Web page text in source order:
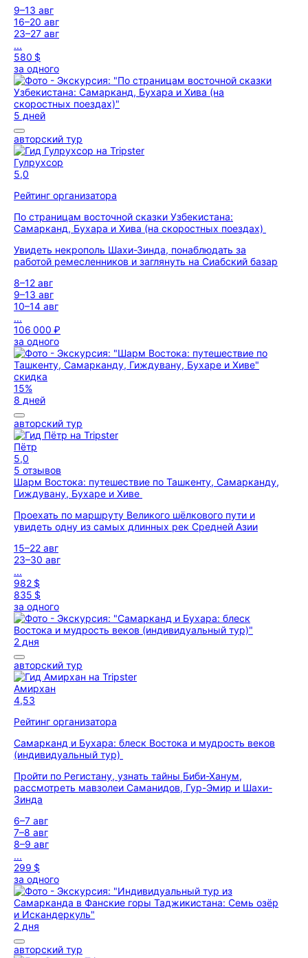
9–13 авг
16–20 авг
23–27 авг
...
580 $
за одного
5 дней
авторский тур
Гулрухсор
5,0
Рейтинг организатора
По страницам восточной сказки Узбекистана:
Самарканд, Бухара и Хива (на скоростных поездах)
Увидеть некрополь Шахи-Зинда, понаблюдать за
работой ремесленников и заглянуть на Сиабский базар
8–12 авг
9–13 авг
10–14 авг
...
106 000 ₽
за одного
скидка
15%
8 дней
авторский тур
Пётр
5,0
5 отзывов
Шарм Востока: путешествие по Ташкенту, Самарканду,
Гиждувану, Бухаре и Хиве
Проехать по маршруту Великого шёлкового пути и
увидеть одну из самых длинных рек Средней Азии
15–22 авг
23–30 авг
...
982 $
835 $
за одного
2 дня
авторский тур
Амирхан
4,53
Рейтинг организатора
Самарканд и Бухара: блеск Востока и мудрость веков
(индивидуальный тур)
Пройти по Регистану, узнать тайны Биби-Ханум,
рассмотреть мавзолеи Саманидов, Гур-Эмир и Шахи-
Зинда
6–7 авг
7–8 авг
8–9 авг
...
299 $
за одного
2 дня
авторский тур